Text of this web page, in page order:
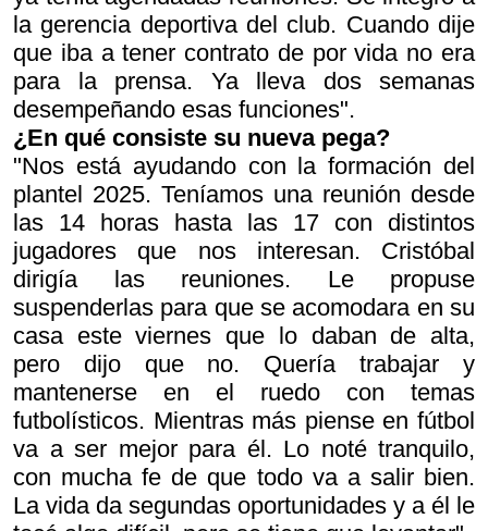
la gerencia deportiva del club. Cuando dije
que iba a tener contrato de por vida no era
para la prensa. Ya lleva dos semanas
desempeñando esas funciones".
¿En qué consiste su nueva pega?
"Nos está ayudando con la formación del
plantel 2025. Teníamos una reunión desde
las 14 horas hasta las 17 con distintos
jugadores que nos interesan. Cristóbal
dirigía las reuniones. Le propuse
suspenderlas para que se acomodara en su
casa este viernes que lo daban de alta,
pero dijo que no. Quería trabajar y
mantenerse en el ruedo con temas
futbolísticos. Mientras más piense en fútbol
va a ser mejor para él. Lo noté tranquilo,
con mucha fe de que todo va a salir bien.
La vida da segundas oportunidades y a él le